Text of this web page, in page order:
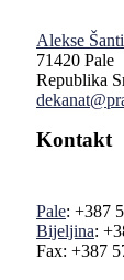
Alekse
71420 Pale
Republika
Kontakt
Pale: +387
Bijeljina:
Fax: +387